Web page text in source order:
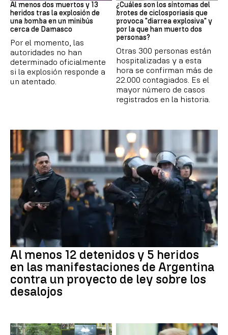
Al menos dos muertos y 13
heridos tras la explosión de
una bomba en un minibús
cerca de Damasco
Por el momento, las
autoridades no han
determinado oficialmente
si la explosión responde a
un atentado.
¿Cuáles son los síntomas del
brotes de ciclosporiasis que
provoca "diarrea explosiva" y
por la que han muerto dos
personas?
Otras 300 personas están
hospitalizadas y a esta
hora se confirman más de
22.000 contagiados. Es el
mayor número de casos
registrados en la historia.
Al menos 12 detenidos y 5 heridos
en las manifestaciones de Argentina
contra un proyecto de ley sobre los
desalojos